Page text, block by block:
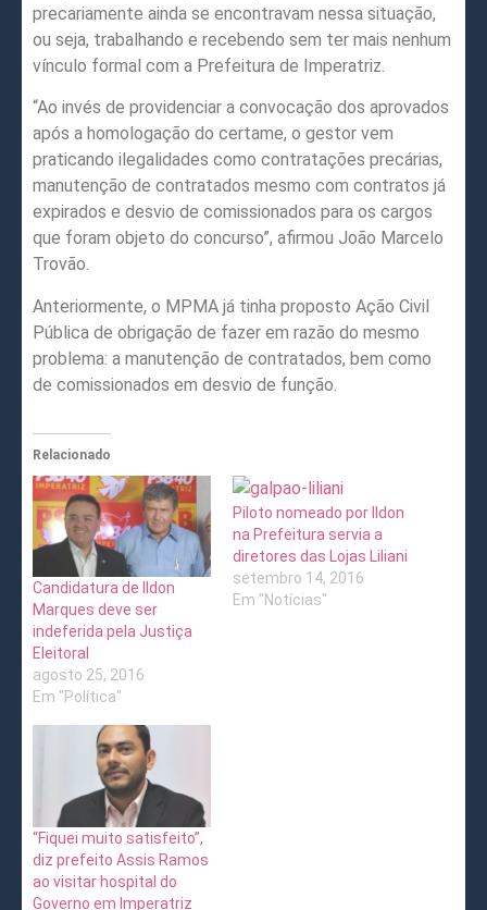
precariamente ainda se encontravam nessa situação,
ou seja, trabalhando e recebendo sem ter mais nenhum
vínculo formal com a Prefeitura de Imperatriz.
“Ao invés de providenciar a convocação dos aprovados
após a homologação do certame, o gestor vem
praticando ilegalidades como contratações precárias,
manutenção de contratados mesmo com contratos já
expirados e desvio de comissionados para os cargos
que foram objeto do concurso”, afirmou João Marcelo
Trovão.
Anteriormente, o MPMA já tinha proposto Ação Civil
Pública de obrigação de fazer em razão do mesmo
problema: a manutenção de contratados, bem como
de comissionados em desvio de função.
Relacionado
Candidatura de Ildon
Marques deve ser
indeferida pela Justiça
Eleitoral
agosto 25, 2016
Em "Política"
Piloto nomeado por Ildon
na Prefeitura servia a
diretores das Lojas Liliani
setembro 14, 2016
Em "Notícias"
“Fiquei muito satisfeito”,
diz prefeito Assis Ramos
ao visitar hospital do
Governo em Imperatriz